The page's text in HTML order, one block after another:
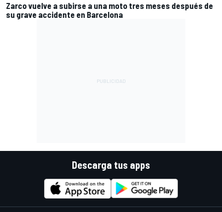
Zarco vuelve a subirse a una moto tres meses después de
su grave accidente en Barcelona
Descarga tus apps